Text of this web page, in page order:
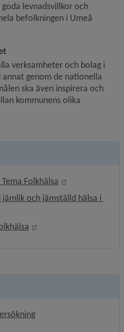
levnadsvillkor och
befolkningen i Umeå
verksamheter och bolag i
genom de nationella
ska även inspirera och
kommunens olika
Folkhälsa
Länk till annan
och jämställd hälsa i
i nytt fönster.
Länk till annan